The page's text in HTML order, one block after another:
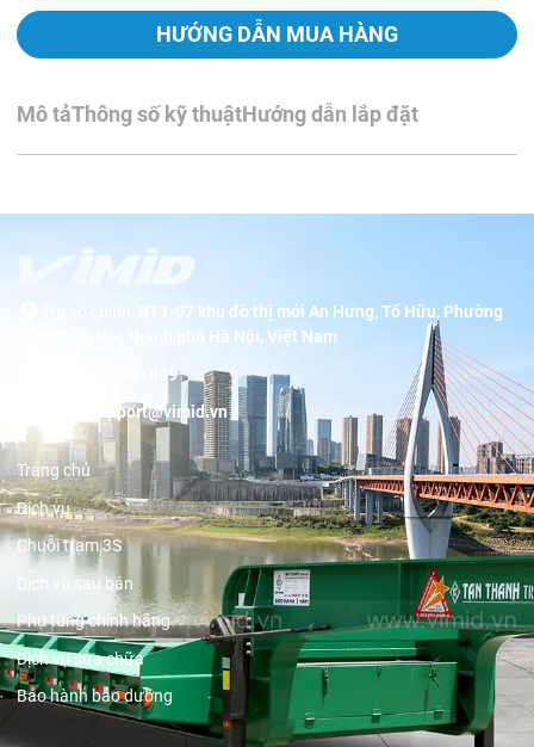
HƯỚNG DẪN MUA HÀNG
Mô tảThông số kỹ thuậtHướng dẫn lắp đặt
BT1-07 khu đô thị mới An Hưng, Tố Hữu, Phường
Dương Nội, thành phố Hà Nội, Việt Nam
19001089
support@vimid.vn
Trang chủ
Dịch vụ
Chuỗi trạm 3S
Dịch vụ sau bán
Phụ tùng chính hãng
Dịch vụ sửa chữa
Bảo hành bảo dưỡng